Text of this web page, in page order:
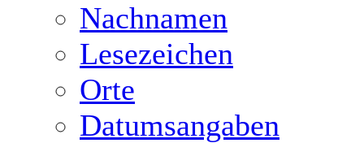
Nachnamen
Lesezeichen
Orte
Datumsangaben